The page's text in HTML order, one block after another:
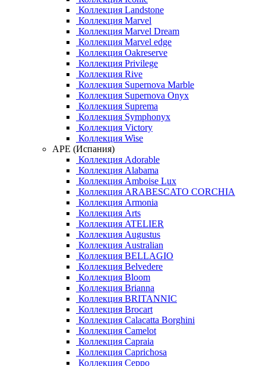
Коллекция Landstone
Коллекция Marvel
Коллекция Marvel Dream
Коллекция Marvel edge
Коллекция Oakreserve
Коллекция Privilege
Коллекция Rive
Коллекция Supernova Marble
Коллекция Supernova Onyx
Коллекция Suprema
Коллекция Symphonyx
Коллекция Victory
Коллекция Wise
APE (Испания)
Коллекция Adorable
Коллекция Alabama
Коллекция Amboise Lux
Коллекция ARABESCATO CORCHIA
Коллекция Armonia
Коллекция Arts
Коллекция ATELIER
Коллекция Augustus
Коллекция Australian
Коллекция BELLAGIO
Коллекция Belvedere
Коллекция Bloom
Коллекция Brianna
Коллекция BRITANNIC
Коллекция Brocart
Коллекция Calacatta Borghini
Коллекция Camelot
Коллекция Capraia
Коллекция Caprichosa
Коллекция Ceppo